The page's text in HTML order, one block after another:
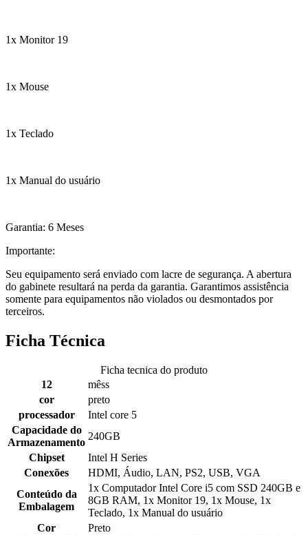
1x Monitor 19
1x Mouse
1x Teclado
1x Manual do usuário
Garantia: 6 Meses
Importante:
Seu equipamento será enviado com lacre de segurança. A abertura
do gabinete resultará na perda da garantia. Garantimos assistência
somente para equipamentos não violados ou desmontados por
terceiros.
Ficha Técnica
Ficha tecnica do produto
12
mêss
cor
preto
processador
Intel core 5
Capacidade do
Armazenamento
240GB
Chipset
Intel H Series
Conexões
HDMI, Áudio, LAN, PS2, USB, VGA
Conteúdo da
Embalagem
1x Computador Intel Core i5 com SSD 240GB e
8GB RAM, 1x Monitor 19, 1x Mouse, 1x
Teclado, 1x Manual do usuário
Cor
Preto